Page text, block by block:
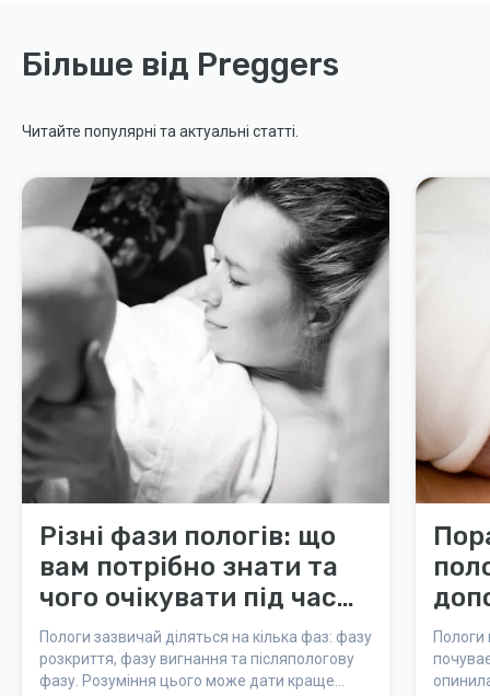
Більше від Preggers
Читайте популярні та актуальні статті.
Різні фази пологів: що
вам потрібно знати та
чого очікувати під час
пологів
Пологи зазвичай діляться на кілька фаз: фазу
розкриття, фазу вигнання та післяпологову
фазу. Розуміння цього може дати краще